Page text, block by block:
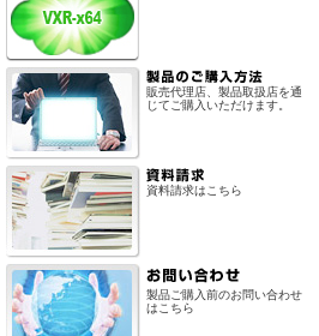
販売代理店、製品取扱店を通
じてご購入いただけます。
資料請求はこちら
製品ご購入前のお問い合わせ
はこちら